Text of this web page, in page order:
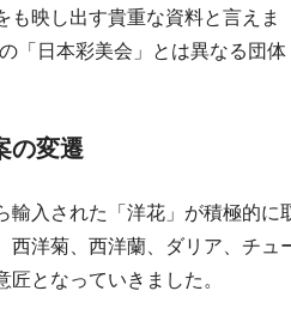
映し出す貴重な資料と言えま
「日本彩美会」とは異なる団体
の変遷
輸入された「洋花」が積極的に
西洋菊、西洋蘭、ダリア、チュ
匠となっていきました。